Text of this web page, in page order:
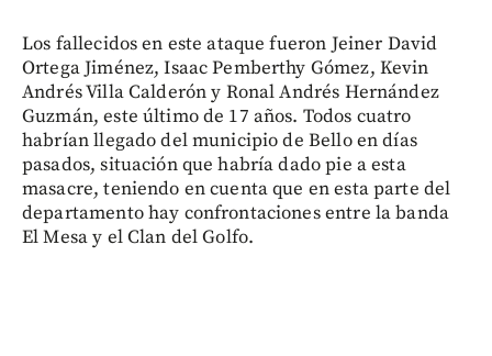
Los fallecidos en este ataque fueron Jeiner David
Ortega Jiménez, Isaac Pemberthy Gómez, Kevin
Andrés Villa Calderón y Ronal Andrés Hernández
Guzmán, este último de 17 años. Todos cuatro
habrían llegado del municipio de Bello en días
pasados, situación que habría dado pie a esta
masacre, teniendo en cuenta que en esta parte del
departamento hay confrontaciones entre la banda
El Mesa y el Clan del Golfo.